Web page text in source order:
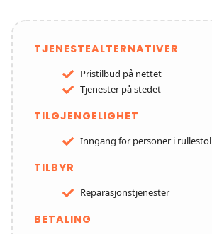
TJENESTEALTERNATIVER
Pristilbud på nettet
Tjenester på stedet
TILGJENGELIGHET
Inngang for personer i rullestol
TILBYR
Reparasjonstjenester
BETALING